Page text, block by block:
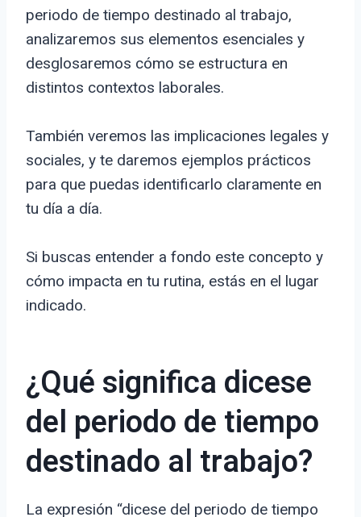
periodo de tiempo destinado al trabajo,
analizaremos sus elementos esenciales y
desglosaremos cómo se estructura en
distintos contextos laborales.
También veremos las implicaciones legales y
sociales, y te daremos ejemplos prácticos
para que puedas identificarlo claramente en
tu día a día.
Si buscas entender a fondo este concepto y
cómo impacta en tu rutina, estás en el lugar
indicado.
¿Qué significa dicese
del periodo de tiempo
destinado al trabajo?
La expresión “dicese del periodo de tiempo